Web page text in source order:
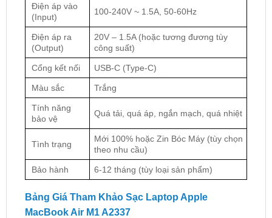
Điện áp vào
(Input)
100-240V ~ 1.5A, 50-60Hz
Điện áp ra
(Output)
20V – 1.5A (hoặc tương đương tùy
công suất)
Cổng kết nối USB-C (Type-C)
Màu sắc Trắng
Tính năng
bảo vệ
Quá tải, quá áp, ngắn mạch, quá nhiệt
Tình trạng
Mới 100% hoặc Zin Bóc Máy (tùy chọn
theo nhu cầu)
Bảo hành 6-12 tháng (tùy loại sản phẩm)
Bảng Giá Tham Khảo Sạc Laptop Apple
MacBook Air M1 A2337